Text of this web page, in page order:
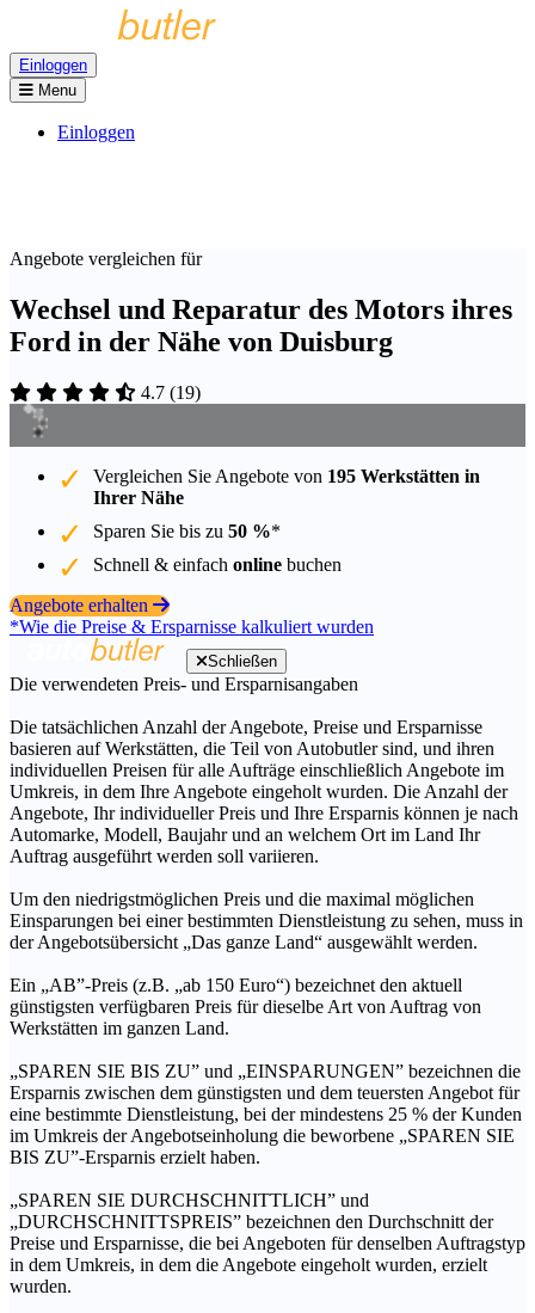
Einloggen
Menu
Einloggen
Angebote vergleichen für
Wechsel und Reparatur des Motors ihres
Ford in der Nähe von Duisburg
4.7 (19)
Vergleichen Sie Angebote von 195 Werkstätten in
Ihrer Nähe
Sparen Sie bis zu 50 %*
Schnell & einfach online buchen
Angebote erhalten
*Wie die Preise & Ersparnisse kalkuliert wurden
Schließen
Die verwendeten Preis- und Ersparnisangaben
Die tatsächlichen Anzahl der Angebote, Preise und Ersparnisse
basieren auf Werkstätten, die Teil von Autobutler sind, und ihren
individuellen Preisen für alle Aufträge einschließlich Angebote im
Umkreis, in dem Ihre Angebote eingeholt wurden. Die Anzahl der
Angebote, Ihr individueller Preis und Ihre Ersparnis können je nach
Automarke, Modell, Baujahr und an welchem Ort im Land Ihr
Auftrag ausgeführt werden soll variieren.
Um den niedrigstmöglichen Preis und die maximal möglichen
Einsparungen bei einer bestimmten Dienstleistung zu sehen, muss in
der Angebotsübersicht „Das ganze Land“ ausgewählt werden.
Ein „AB”-Preis (z.B. „ab 150 Euro“) bezeichnet den aktuell
günstigsten verfügbaren Preis für dieselbe Art von Auftrag von
Werkstätten im ganzen Land.
„SPAREN SIE BIS ZU” und „EINSPARUNGEN” bezeichnen die
Ersparnis zwischen dem günstigsten und dem teuersten Angebot für
eine bestimmte Dienstleistung, bei der mindestens 25 % der Kunden
im Umkreis der Angebotseinholung die beworbene „SPAREN SIE
BIS ZU”-Ersparnis erzielt haben.
„SPAREN SIE DURCHSCHNITTLICH” und
„DURCHSCHNITTSPREIS” bezeichnen den Durchschnitt der
Preise und Ersparnisse, die bei Angeboten für denselben Auftragstyp
in dem Umkreis, in dem die Angebote eingeholt wurden, erzielt
wurden.